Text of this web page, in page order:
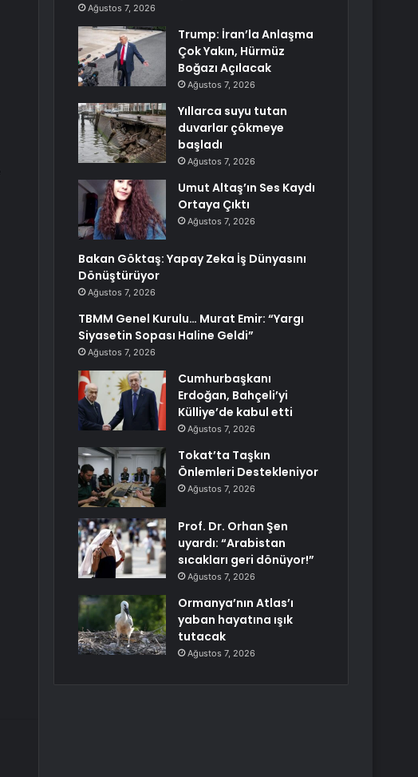
Ağustos 7, 2026
Trump: İran’la Anlaşma
Çok Yakın, Hürmüz
Boğazı Açılacak
Ağustos 7, 2026
Yıllarca suyu tutan
duvarlar çökmeye
başladı
Ağustos 7, 2026
Umut Altaş’ın Ses Kaydı
Ortaya Çıktı
Ağustos 7, 2026
Bakan Göktaş: Yapay Zeka İş Dünyasını
Dönüştürüyor
Ağustos 7, 2026
TBMM Genel Kurulu… Murat Emir: “Yargı
Siyasetin Sopası Haline Geldi”
Ağustos 7, 2026
Cumhurbaşkanı
Erdoğan, Bahçeli’yi
Külliye’de kabul etti
Ağustos 7, 2026
Tokat’ta Taşkın
Önlemleri Destekleniyor
Ağustos 7, 2026
Prof. Dr. Orhan Şen
uyardı: “Arabistan
sıcakları geri dönüyor!”
Ağustos 7, 2026
Ormanya’nın Atlas’ı
yaban hayatına ışık
tutacak
Ağustos 7, 2026